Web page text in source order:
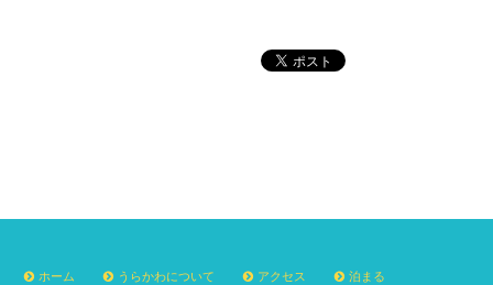
ホーム うらかわについて アクセス
泊まる